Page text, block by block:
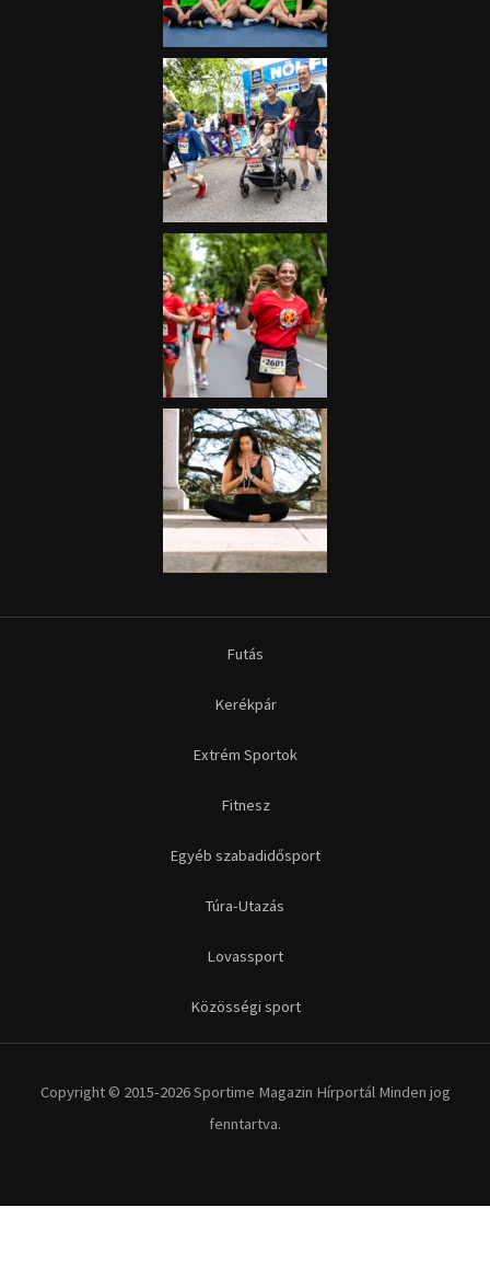
Futás
Kerékpár
Extrém Sportok
Fitnesz
Egyéb szabadidősport
Túra-Utazás
Lovassport
Közösségi sport
Copyright © 2015-2026 Sportime Magazin Hírportál Minden jog
fenntartva.